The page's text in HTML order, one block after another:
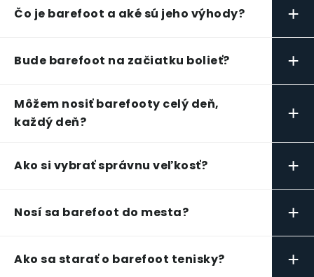
Čo je barefoot a aké sú jeho výhody? +
Bude barefoot na začiatku bolieť? +
Môžem nosiť barefooty celý deň,
každý deň?
+
Ako si vybrať správnu veľkosť? +
Nosí sa barefoot do mesta? +
Ako sa starať o barefoot tenisky? +